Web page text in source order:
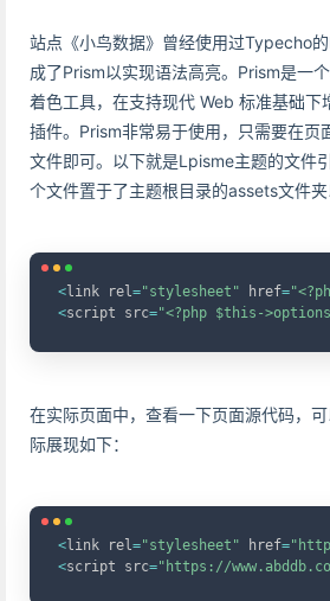
站点《小鸟数据》曾经使用过Typecho
成了Prism以实现语法高亮。Prism是一
着色工具，在支持现代 Web 标准基础下
插件。Prism非常易于使用，只需要在页
文件即可。以下就是Lpisme主题的文件
个文件置于了主题根目录的assets文件夹
<link rel="stylesheet" href=
<script src="<?php $this-
在实际页面中，查看一下页面源代码，
际展现如下：
<link rel="stylesheet" href=
<script src="https://